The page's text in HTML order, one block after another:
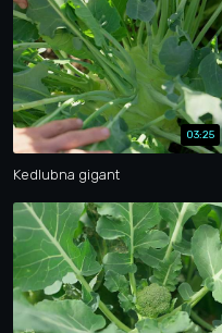
03:25
Kedlubna gigant